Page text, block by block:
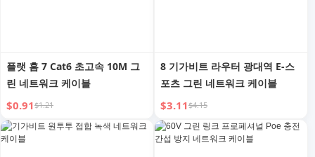
플랫 홈 7 Cat6 초고속 10M 그
린 네트워크 케이블
$0.91$1.21
8 기가비트 라우터 광대역 E-스
포츠 그린 네트워크 케이블
$3.11$4.15